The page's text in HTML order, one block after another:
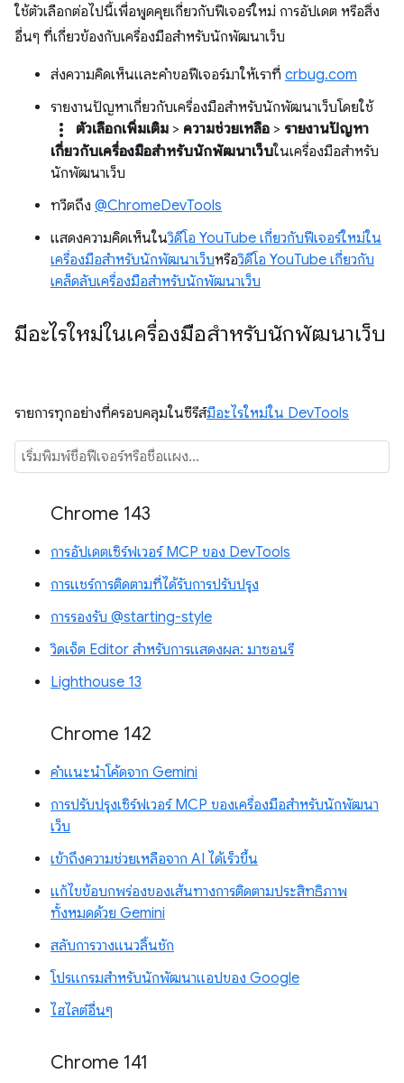
ใช้ตัวเลือกต่อไปนี้เพื่อพูดคุยเกี่ยวกับฟีเจอร์ใหม่ การอัปเดต หรือสิ่ง
อื่นๆ ที่เกี่ยวข้องกับเครื่องมือสำหรับนักพัฒนาเว็บ
ส่งความคิดเห็นและคำขอฟีเจอร์มาให้เราที่ crbug.com
รายงานปัญหาเกี่ยวกับเครื่องมือสำหรับนักพัฒนาเว็บโดยใช้
more_vert ตัวเลือกเพิ่มเติม > ความช่วยเหลือ > รายงานปัญหา
เกี่ยวกับเครื่องมือสำหรับนักพัฒนาเว็บในเครื่องมือสำหรับ
นักพัฒนาเว็บ
ทวีตถึง @ChromeDevTools
แสดงความคิดเห็นในวิดีโอ YouTube เกี่ยวกับฟีเจอร์ใหม่ใน
เครื่องมือสำหรับนักพัฒนาเว็บหรือวิดีโอ YouTube เกี่ยวกับ
เคล็ดลับเครื่องมือสำหรับนักพัฒนาเว็บ
มีอะไรใหม่ในเครื่องมือสำหรับนักพัฒนาเว็บ
รายการทุกอย่างที่ครอบคลุมในซีรีส์มีอะไรใหม่ใน DevTools
Chrome 143
การอัปเดตเซิร์ฟเวอร์ MCP ของ DevTools
การแชร์การติดตามที่ได้รับการปรับปรุง
การรองรับ @starting-style
วิดเจ็ต Editor สำหรับการแสดงผล: มาซอนรี
Lighthouse 13
Chrome 142
คำแนะนำโค้ดจาก Gemini
การปรับปรุงเซิร์ฟเวอร์ MCP ของเครื่องมือสำหรับนักพัฒนา
เว็บ
เข้าถึงความช่วยเหลือจาก AI ได้เร็วขึ้น
แก้ไขข้อบกพร่องของเส้นทางการติดตามประสิทธิภาพ
ทั้งหมดด้วย Gemini
สลับการวางแนวลิ้นชัก
โปรแกรมสำหรับนักพัฒนาแอปของ Google
ไฮไลต์อื่นๆ
Chrome 141